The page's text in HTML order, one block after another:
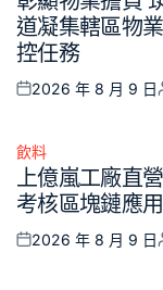
in
道凝集轄區物
控任務
Posted
2026 年 8 月 9 日
Posted
in
飲料
上億嵐工廠直
考核區塊鏈應
Posted
2026 年 8 月 9 日